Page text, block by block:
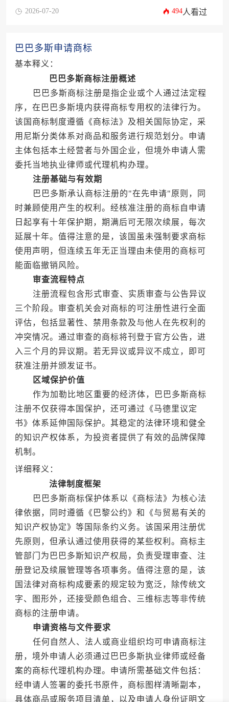
2026-07-20 494人看过
巴巴多斯申请商标
基本释义：
巴巴多斯商标注册概述
巴巴多斯商标注册是指企业或个人通过法定程
序，在巴巴多斯境内获得商标专用权的法律行为。
该国商标制度遵循《商标法》及相关国际协定，采
用尼斯分类体系对商品和服务进行规范划分。申请
主体包括本土经营者与外国企业，但境外申请人需
委托当地执业律师或代理机构办理。
注册基础与有效期
巴巴多斯承认商标注册的"在先申请"原则，同
时兼顾使用产生的权利。经核准注册的商标自申请
日起享有十年保护期，期满后可无限次续展，每次
延展十年。值得注意的是，该国虽未强制要求商标
使用声明，但连续五年无正当理由未使用的商标可
能面临撤销风险。
审查流程特点
注册流程包含形式审查、实质审查与公告异议
三个阶段。审查机关会对商标的可注册性进行全面
评估，包括显著性、禁用条款及与他人在先权利的
冲突情况。通过审查的商标将刊登于官方公告，进
入三个月的异议期。若无异议或异议不成立，即可
获准注册并颁发证书。
区域保护价值
作为加勒比地区重要的经济体，巴巴多斯商标
注册不仅获得本国保护，还可通过《马德里议定
书》体系延伸国际保护。其稳定的法律环境和健全
的知识产权体系，为投资者提供了有效的品牌保障
机制。
详细释义：
法律制度框架
巴巴多斯商标保护体系以《商标法》为核心法
律依据，同时遵循《巴黎公约》和《与贸易有关的
知识产权协定》等国际条约义务。该国采用注册优
先原则，但承认通过使用获得的某些权利。商标主
管部门为巴巴多斯知识产权局，负责受理审查、注
册登记及续展管理等各项事务。值得注意的是，该
国法律对商标构成要素的规定较为宽泛，除传统文
字、图形外，还接受颜色组合、三维标志等非传统
商标的注册申请。
申请资格与文件要求
任何自然人、法人或商业组织均可申请商标注
册，境外申请人必须通过巴巴多斯执业律师或经备
案的商标代理机构办理。申请所需基础文件包括：
经申请人签署的委托书原件，商标图样清晰副本，
具体商品或服务项目清单，以及申请人身份证明文